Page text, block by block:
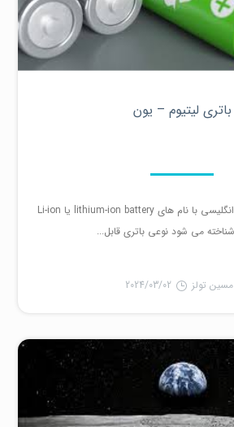
باتری لیتیوم – یون
باتری لیتیوم یون که به انگلیسی با نام های lithium-ion battery یا Li-ion
مسین تولز 2024/03/02